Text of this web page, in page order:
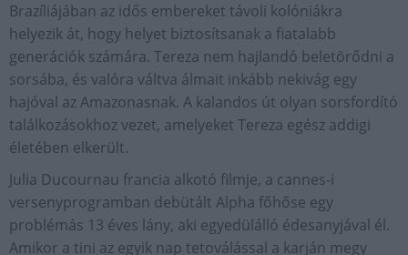
Brazíliájában az idős embereket távoli kolóniákra
helyezik át, hogy helyet biztosítsanak a fiatalabb
generációk számára. Tereza nem hajlandó beletörődni a
sorsába, és valóra váltva álmait inkább nekivág egy
hajóval az Amazonasnak. A kalandos út olyan sorsfordító
találkozásokhoz vezet, amelyeket Tereza egész addigi
életében elkerült.
Julia Ducournau francia alkotó filmje, a cannes-i
versenyprogramban debütált Alpha főhőse egy
problémás 13 éves lány, aki egyedülálló édesanyjával él.
Amikor a tini az egyik nap tetoválással a karján megy